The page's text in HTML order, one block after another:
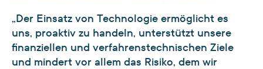
„Der Einsatz von Technologie ermöglicht es
uns, proaktiv zu handeln, unterstützt unsere
finanziellen und verfahrenstechnischen Ziele
und mindert vor allem das Risiko, dem wir